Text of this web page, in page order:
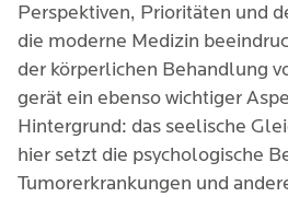
Perspektiven, Prioritäten und
die moderne Medizin
der körperlichen Behandlung
gerät ein ebenso wichtiger
Hintergrund: das seelische
hier setzt die psychologische
Tumorerkrankungen und